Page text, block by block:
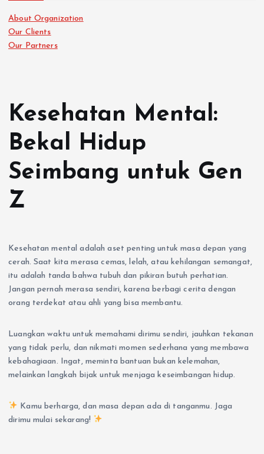
About Organization
Our Clients
Our Partners
Kesehatan Mental:
Bekal Hidup
Seimbang untuk Gen
Z
Kesehatan mental adalah aset penting untuk masa depan yang
cerah. Saat kita merasa cemas, lelah, atau kehilangan semangat,
itu adalah tanda bahwa tubuh dan pikiran butuh perhatian.
Jangan pernah merasa sendiri, karena berbagi cerita dengan
orang terdekat atau ahli yang bisa membantu.
Luangkan waktu untuk memahami dirimu sendiri, jauhkan tekanan
yang tidak perlu, dan nikmati momen sederhana yang membawa
kebahagiaan. Ingat, meminta bantuan bukan kelemahan,
melainkan langkah bijak untuk menjaga keseimbangan hidup.
Kamu berharga, dan masa depan ada di tanganmu. Jaga
dirimu mulai sekarang!